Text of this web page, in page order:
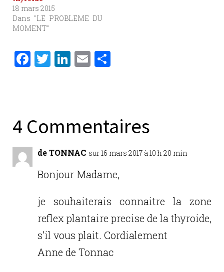
18 mars 2015
Dans "LE PROBLEME DU
MOMENT"
F
b
o
o
k
T
r
Li
dI
n
E
er
4 Commentaires
de TONNAC sur 16 mars 2017 à 10 h 20 min
Bonjour Madame,
je souhaiterais connaitre la zone
reflex plantaire precise de la thyroide,
s’il vous plait. Cordialement
Anne de Tonnac